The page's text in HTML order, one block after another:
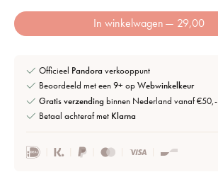
In winkelwagen — 29,00
Officieel Pandora verkooppunt
Beoordeeld met een 9+ opWebwinkelkeur
Gratis verzending binnen Nederland vanaf €50,-
Betaal achteraf met Klarna